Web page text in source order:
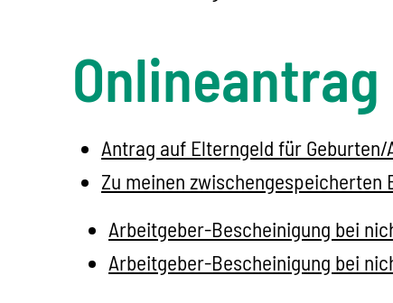
Antrag auf Elterngeld für Geburten/
Zu meinen zwischengespeicherten
Arbeitgeber-Bescheinigung bei
Arbeitgeber-Bescheinigung bei